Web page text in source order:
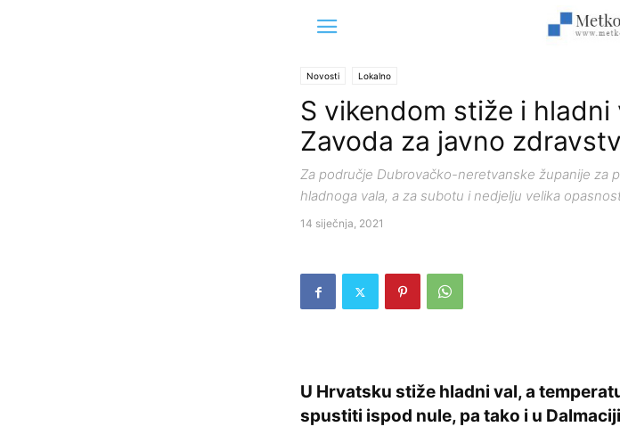
Novosti Lokalno
S vikendom stiže i
Zavoda za javno
Za područje Dubrovačko-neretvanske županije za
hladnoga vala, a za subotu i nedjelju velika
14 siječnja, 2021
U Hrvatsku stiže hladni val, a
spustiti ispod nule, pa tako i u